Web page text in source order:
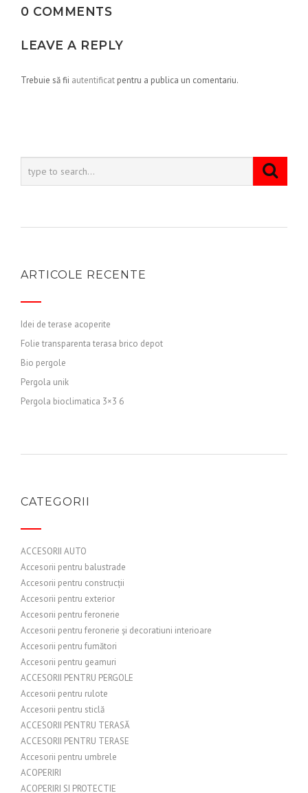
0 COMMENTS
LEAVE A REPLY
Trebuie să fii autentificat pentru a publica un comentariu.
ARTICOLE RECENTE
Idei de terase acoperite
Folie transparenta terasa brico depot
Bio pergole
Pergola unik
Pergola bioclimatica 3×3 6
CATEGORII
ACCESORII AUTO
Accesorii pentru balustrade
Accesorii pentru construcții
Accesorii pentru exterior
Accesorii pentru feronerie
Accesorii pentru feronerie și decoratiuni interioare
Accesorii pentru fumători
Accesorii pentru geamuri
ACCESORII PENTRU PERGOLE
Accesorii pentru rulote
Accesorii pentru sticlă
ACCESORII PENTRU TERASĂ
ACCESORII PENTRU TERASE
Accesorii pentru umbrele
ACOPERIRI
ACOPERIRI SI PROTECTIE